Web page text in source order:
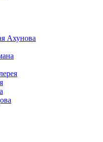
Ахунова